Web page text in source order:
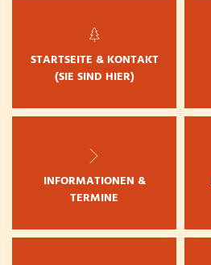
STARTSEITE & KONTAKT
(SIE SIND HIER)
INFORMATIONEN &
TERMINE